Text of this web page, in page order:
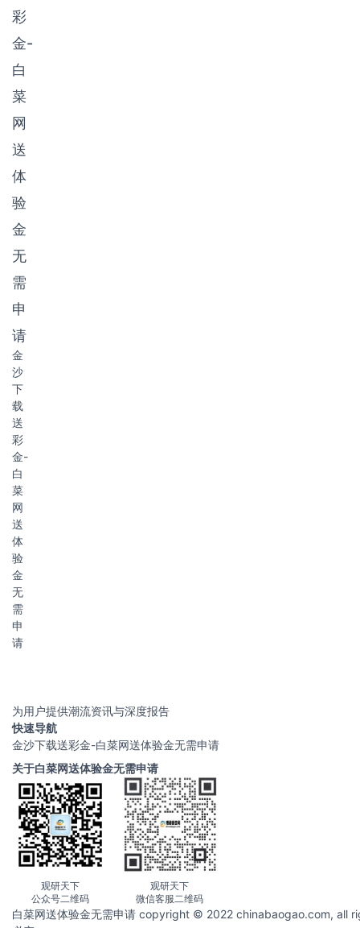
低、场景便
捷等特征而
受到网民追
捧。
彩
金-
白
菜
网
送
体
验
金
无
需
申
请
金
沙
下
载
送
彩
金-
白
菜
网
送
体
验
金
无
需
申
请
为用户提供潮流资讯与深度报告
快速导航
金沙下载送彩金-白菜网送体验金无需申请
关于白菜网送体验金无需申请
观研天下
公众号二维码
观研天下
微信客服二维码
白菜网送体验金无需申请 copyright © 2022 chinabaogao.com, all